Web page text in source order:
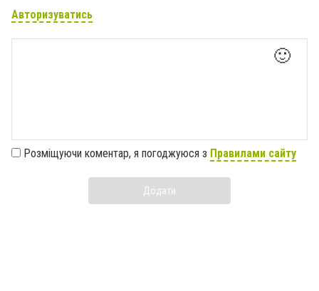
Авторизуватись
🙂
Розміщуючи коментар, я погоджуюся з Правилами сайту
Додати